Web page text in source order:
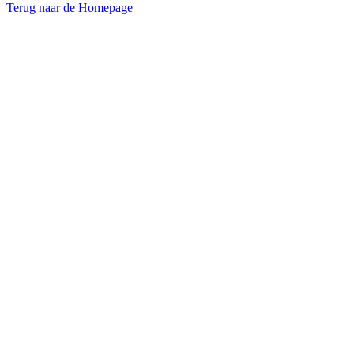
Terug naar de Homepage